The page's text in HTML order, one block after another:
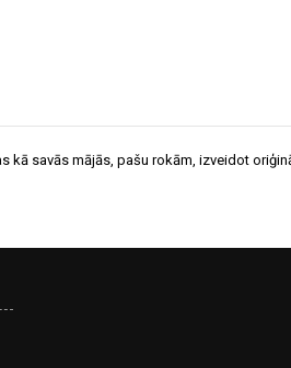
kā savās mājās, pašu rokām, izveidot